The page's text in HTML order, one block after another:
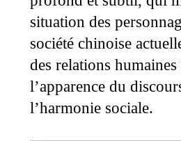
situation des
société chinoise
des relations
l’apparence du
l’harmonie sociale.